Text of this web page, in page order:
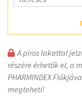
A piros lakattal
részére érhetők el, a
PHARMINDEX
megteheti!